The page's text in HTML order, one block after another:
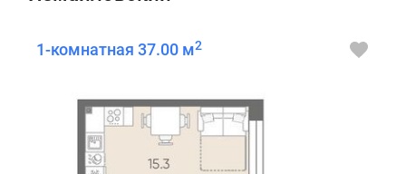
1-комнатная 37.00 м2